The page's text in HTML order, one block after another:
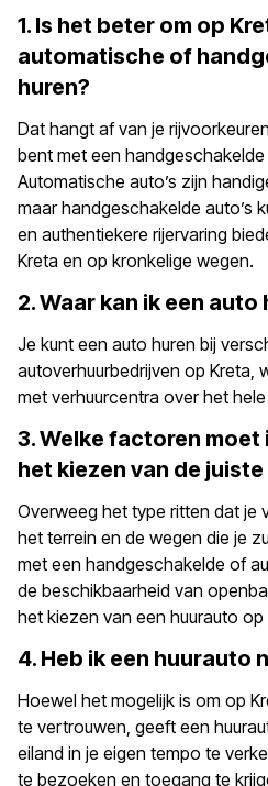
1. Is het beter om op
automatische of
huren?
Dat hangt af van je
bent met een
Automatische auto’s zijn
maar handgeschakelde auto’s
en authentiekere rijervaring
Kreta en op kronkelige wegen.
2. Waar kan ik een auto
Je kunt een auto huren bij
autoverhuurbedrijven op Kreta,
met verhuurcentra over het
3. Welke factoren
het kiezen van de
Overweeg het type ritten dat je
het terrein en de wegen die je
met een handgeschakelde of
de beschikbaarheid van
het kiezen van een huurauto op
4. Heb ik een huurauto
Hoewel het mogelijk is om op
te vertrouwen, geeft een
eiland in je eigen tempo te
te bezoeken en toegang te